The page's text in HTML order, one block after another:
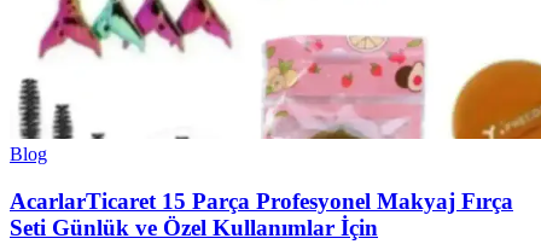
Blog
AcarlarTicaret 15 Parça Profesyonel Makyaj Fırça
Seti Günlük ve Özel Kullanımlar İçin